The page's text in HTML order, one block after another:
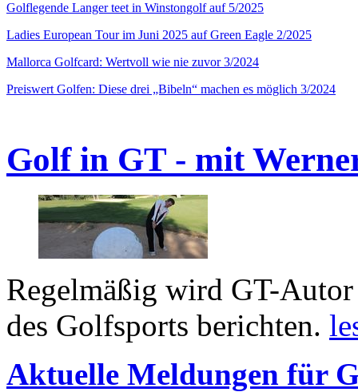
Golflegende Langer teet in Winstongolf auf 5/2025
Ladies European Tour im Juni 2025 auf Green Eagle 2/2025
Mallorca Golfcard: Wertvoll wie nie zuvor 3/2024
Preiswert Golfen: Diese drei „Bibeln“ machen es möglich 3/2024
Golf in GT - mit
Regelmäßig wird GT-
des Golfsports berichten.
Aktuelle Meldungen für